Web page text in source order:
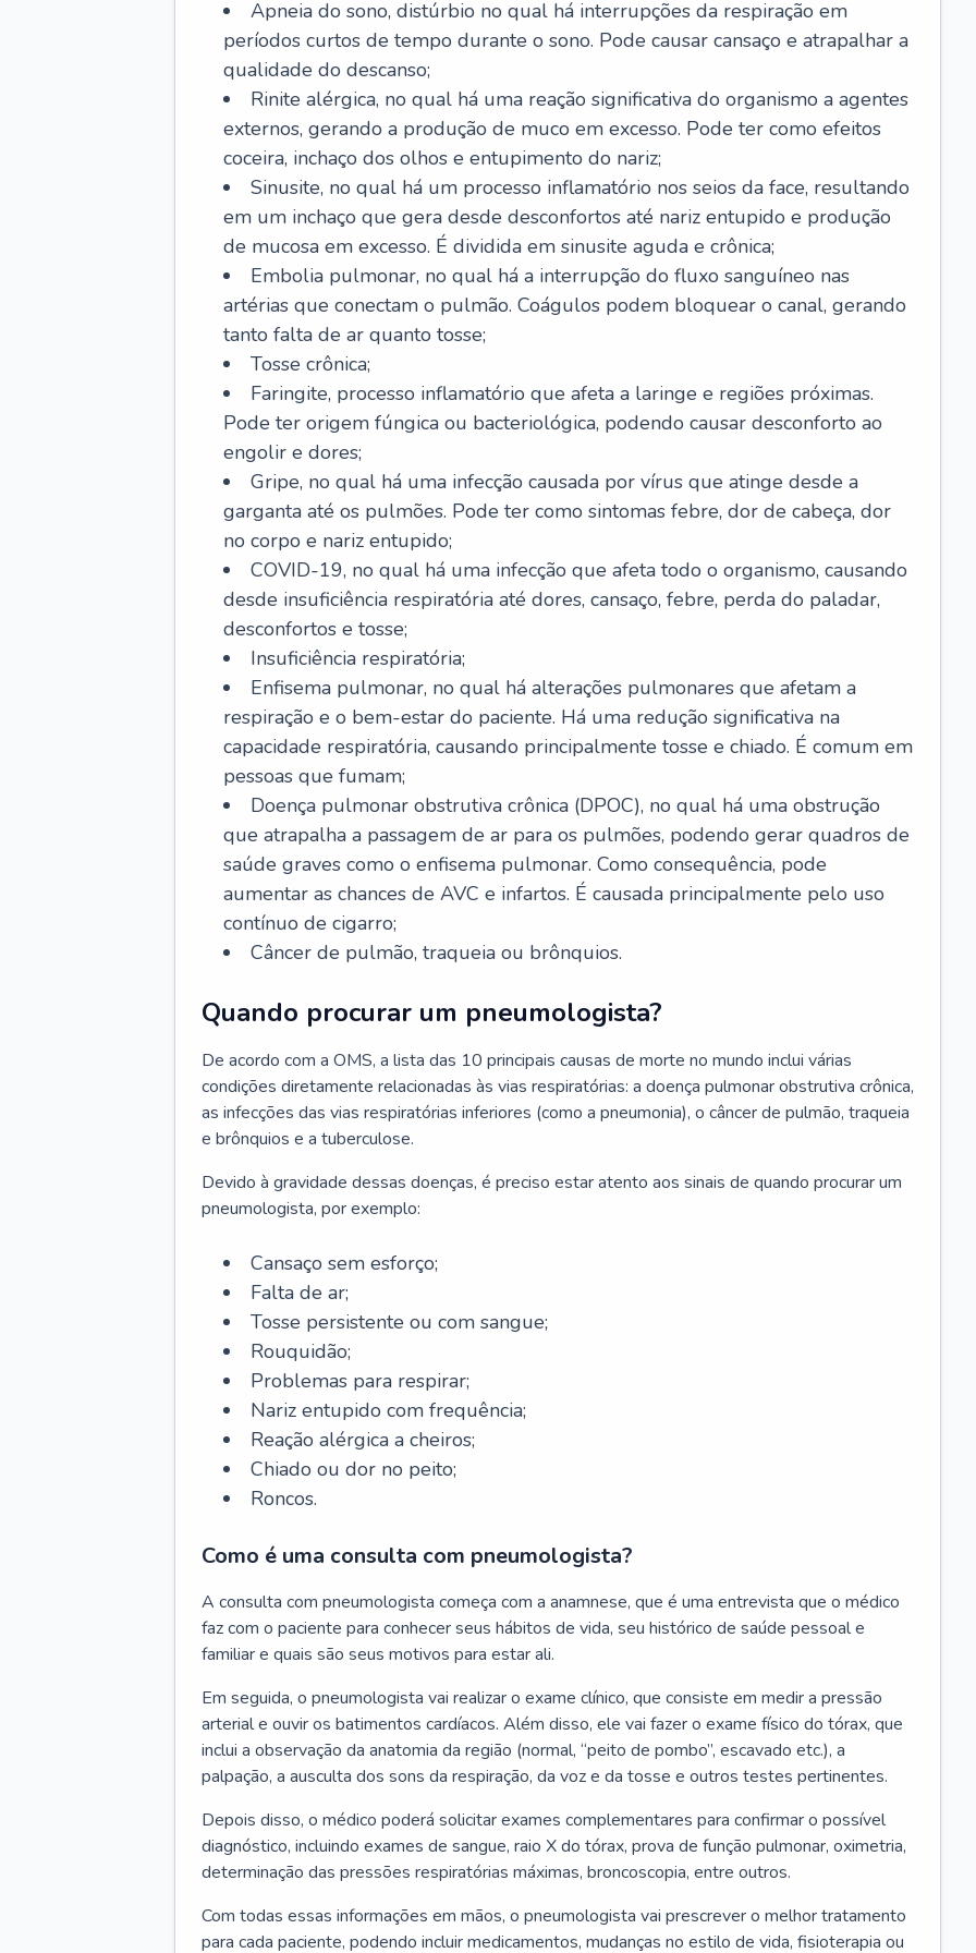
Apneia do sono, distúrbio no qual há interrupções da respiração em
períodos curtos de tempo durante o sono. Pode causar cansaço e atrapalhar a
qualidade do descanso;
Rinite alérgica, no qual há uma reação significativa do organismo a agentes
externos, gerando a produção de muco em excesso. Pode ter como efeitos
coceira, inchaço dos olhos e entupimento do nariz;
Sinusite, no qual há um processo inflamatório nos seios da face, resultando
em um inchaço que gera desde desconfortos até nariz entupido e produção
de mucosa em excesso. É dividida em sinusite aguda e crônica;
Embolia pulmonar, no qual há a interrupção do fluxo sanguíneo nas
artérias que conectam o pulmão. Coágulos podem bloquear o canal, gerando
tanto falta de ar quanto tosse;
Tosse crônica;
Faringite, processo inflamatório que afeta a laringe e regiões próximas.
Pode ter origem fúngica ou bacteriológica, podendo causar desconforto ao
engolir e dores;
Gripe, no qual há uma infecção causada por vírus que atinge desde a
garganta até os pulmões. Pode ter como sintomas febre, dor de cabeça, dor
no corpo e nariz entupido;
COVID-19, no qual há uma infecção que afeta todo o organismo, causando
desde insuficiência respiratória até dores, cansaço, febre, perda do paladar,
desconfortos e tosse;
Insuficiência respiratória;
Enfisema pulmonar, no qual há alterações pulmonares que afetam a
respiração e o bem-estar do paciente. Há uma redução significativa na
capacidade respiratória, causando principalmente tosse e chiado. É comum em
pessoas que fumam;
Doença pulmonar obstrutiva crônica (DPOC), no qual há uma obstrução
que atrapalha a passagem de ar para os pulmões, podendo gerar quadros de
saúde graves como o enfisema pulmonar. Como consequência, pode
aumentar as chances de AVC e infartos. É causada principalmente pelo uso
contínuo de cigarro;
Câncer de pulmão, traqueia ou brônquios.
Quando procurar um pneumologista?
De acordo com a OMS, a lista das 10 principais causas de morte no mundo inclui várias
condições diretamente relacionadas às vias respiratórias: a doença pulmonar obstrutiva crônica,
as infecções das vias respiratórias inferiores (como a pneumonia), o câncer de pulmão, traqueia
e brônquios e a tuberculose.
Devido à gravidade dessas doenças, é preciso estar atento aos sinais de quando procurar um
pneumologista, por exemplo:
Cansaço sem esforço;
Falta de ar;
Tosse persistente ou com sangue;
Rouquidão;
Problemas para respirar;
Nariz entupido com frequência;
Reação alérgica a cheiros;
Chiado ou dor no peito;
Roncos.
Como é uma consulta com pneumologista?
A consulta com pneumologista começa com a anamnese, que é uma entrevista que o médico
faz com o paciente para conhecer seus hábitos de vida, seu histórico de saúde pessoal e
familiar e quais são seus motivos para estar ali.
Em seguida, o pneumologista vai realizar o exame clínico, que consiste em medir a pressão
arterial e ouvir os batimentos cardíacos. Além disso, ele vai fazer o exame físico do tórax, que
inclui a observação da anatomia da região (normal, “peito de pombo”, escavado etc.), a
palpação, a ausculta dos sons da respiração, da voz e da tosse e outros testes pertinentes.
Depois disso, o médico poderá solicitar exames complementares para confirmar o possível
diagnóstico, incluindo exames de sangue, raio X do tórax, prova de função pulmonar, oximetria,
determinação das pressões respiratórias máximas, broncoscopia, entre outros.
Com todas essas informações em mãos, o pneumologista vai prescrever o melhor tratamento
para cada paciente, podendo incluir medicamentos, mudanças no estilo de vida, fisioterapia ou